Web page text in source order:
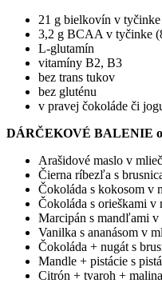
21 g bielkovín v
3,2 g BCAA v tyčinke
L-glutamín
vitamíny B2, B3
bez trans tukov
bez gluténu
v pravej čokoláde či
DÁRČEKOVÉ BALENIE
Arašidové maslo v
Čierna ríbezľa s
Čokoláda s kokosom v
Čokoláda s orieškami v
Marcipán s mandľami v
Vanilka s ananásom v
Čokoláda + nugát s
Mandle + pistácie s
Citrón + tvaroh +